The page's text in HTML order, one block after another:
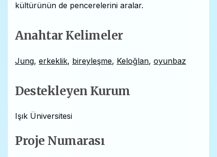
kültürünün de pencerelerini aralar.
Anahtar Kelimeler
Jung, erkeklik, bireyleşme, Keloğlan, oyunbaz
Destekleyen Kurum
Işık Üniversitesi
Proje Numarası